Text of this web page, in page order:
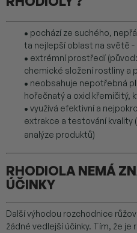
• pochází ze suchého,
ta nejlepší oblast na světě -
• extrémní prostředí
chemické složení rostliny a
• neobsahuje nepotřebná
hořečnatý a oxid křemičitý,
• využívá efektivní a
extrakce a testování kvality
analýze produktů)
RHODIOLA NEMÁ
ÚČINKY
Další výhodou rozchodnice
žádné vedlejší účinky. Tím, že je